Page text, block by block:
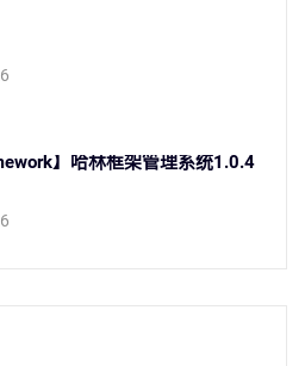
】哈林框架管理系统1.0.4